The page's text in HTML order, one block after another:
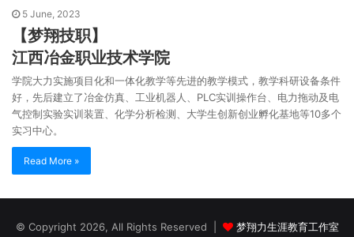
5 June, 2023
【梦翔技职】
江西冶金职业技术学院
学院大力实施项目化和一体化教学等先进的教学模式，教学科研设备条件
好，先后建立了冶金仿真、工业机器人、PLC实训操作台、电力拖动及电
气控制实验实训装置、化学分析检测、大学生创新创业孵化基地等10多个
实习中心。
Read More »
© Copyright 2026, All Rights Reserved | 梦翔力生涯教育工作室